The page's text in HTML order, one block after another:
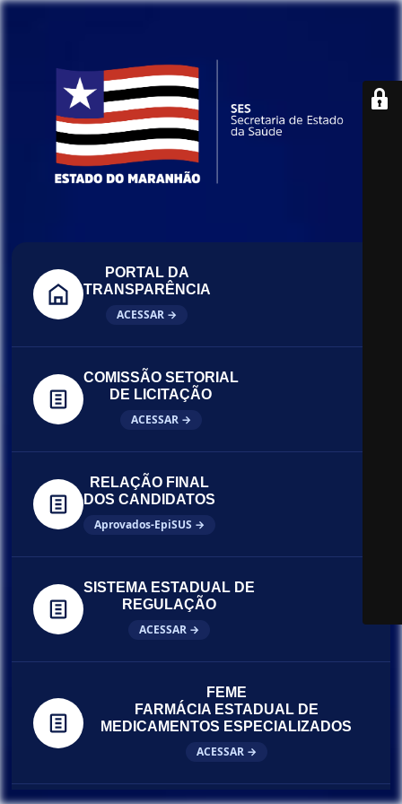
PORTAL DA
TRANSPARÊNCIA
ACESSAR →
COMISSÃO SETORIAL
DE LICITAÇÃO
ACESSAR →
RELAÇÃO FINAL
DOS CANDIDATOS
Aprovados-EpiSUS →
SISTEMA ESTADUAL DE
REGULAÇÃO
ACESSAR →
FEME
FARMÁCIA ESTADUAL DE
MEDICAMENTOS ESPECIALIZADOS
ACESSAR →